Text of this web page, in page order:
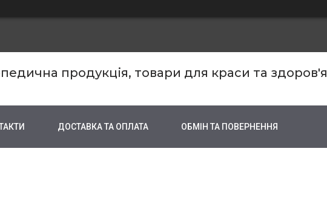
продукція, товари для краси та здоров'я
ДОСТАВКА ТА ОПЛАТА ОБМІН ТА ПОВЕРНЕННЯ